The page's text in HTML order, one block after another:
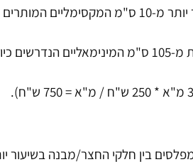
(13 ס"מ).